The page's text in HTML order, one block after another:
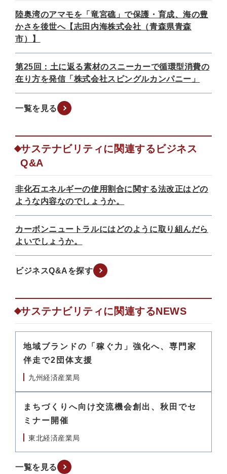
陸奥湾のアマモを「竜宮礁」で保護・育成、海の豊
かさを後世へ【志田内海株式会社（青森県青森
市）】
第25回：土に返る素材のスニーカーで循環型消費の
在り方を発信「株式会社スピングルカンパニー」
一覧を見る
サステナビリティに関連するビジネス
Q&A
非化石エネルギーの使用割合に関する法改正はどの
ような内容なのでしょうか。
カーボンニュートラルにはどのように取り組んだら
よいでしょうか。
ビジネスQ&Aを探す
サステナビリティに関連するNEWS
地域ブランドの「稼ぐ力」強化へ、専門家
伴走で2団体支援
九州経済産業局
まちづくりへ向け交流機会創出、秋田でセ
ミナー開催
東北経済産業局
一覧を見る